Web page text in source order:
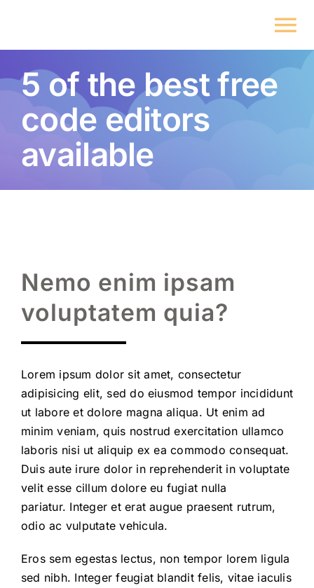
content
Home
About
Solutions
Sliding Bar Toggle
5 of the best free
code editors
available
Nemo enim ipsam
voluptatem quia?
Lorem ipsum dolor sit amet, consectetur
adipisicing elit, sed do eiusmod tempor incididunt
ut labore et dolore magna aliqua. Ut enim ad
minim veniam, quis nostrud exercitation ullamco
laboris nisi ut aliquip ex ea commodo consequat.
Duis aute irure dolor in reprehenderit in voluptate
velit esse cillum dolore eu fugiat nulla
pariatur. Integer et erat augue praesent rutrum,
odio ac vulputate vehicula.
Eros sem egestas lectus, non tempor lorem ligula
sed nibh. Integer feugiat blandit felis, vitae iaculis